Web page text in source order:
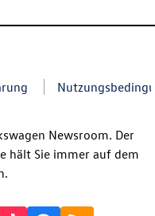
Newsroom. Der
hält Sie immer auf dem